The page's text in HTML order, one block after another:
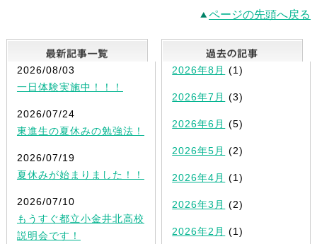
ページの先頭へ戻る
最新記事一覧
2026/08/03
一日体験実施中！！！
2026/07/24
東進生の夏休みの勉強法！
2026/07/19
夏休みが始まりました！！
2026/07/10
もうすぐ都立小金井北高校
説明会です！
2026年8月 (1)
2026年7月 (3)
2026年6月 (5)
2026年5月 (2)
2026年4月 (1)
2026年3月 (2)
2026年2月 (1)